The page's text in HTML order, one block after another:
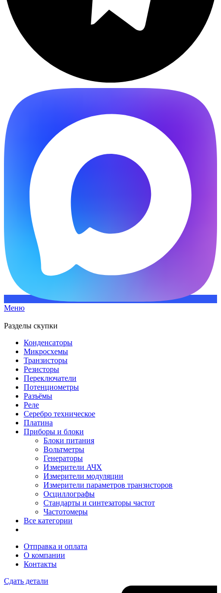
Меню
Разделы скупки
Конденсаторы
Микросхемы
Транзисторы
Резисторы
Переключатели
Потенциометры
Разъёмы
Реле
Серебро техническое
Платина
Приборы и блоки
Блоки питания
Вольтметры
Генераторы
Измерители АЧХ
Измерители модуляции
Измерители параметров транзисторов
Осциллографы
Стандарты и синтезаторы частот
Частотомеры
Все категории
Отправка и оплата
О компании
Контакты
Сдать детали